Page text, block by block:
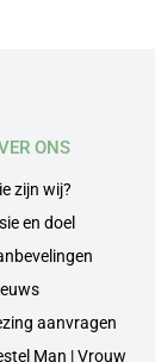
ONS
zijn wij?
en doel
aanvragen
Man | Vrouw